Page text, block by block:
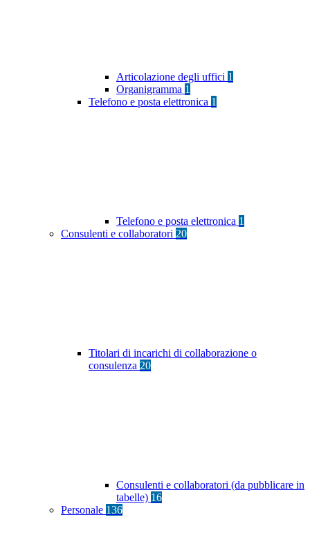
Articolazione degli uffici 1
Organigramma 1
Telefono e posta elettronica 1
Telefono e posta elettronica 1
Consulenti e collaboratori 20
Titolari di incarichi di collaborazione o
consulenza 20
Consulenti e collaboratori (da pubblicare in
tabelle) 16
Personale 136